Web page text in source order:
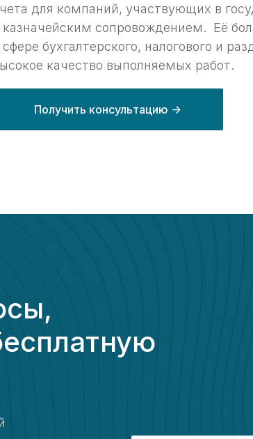
для компаний, участвующих в
казначейским сопровождением. Её
сфере бухгалтерского, налогового и
качество выполняемых работ.
Получить консультацию ->